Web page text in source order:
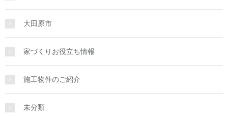
大田原市
家づくりお役立ち情報
施工物件のご紹介
未分類